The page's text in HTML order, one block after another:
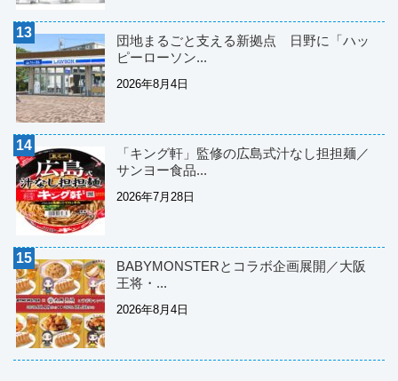
団地まるごと支える新拠点 日野に「ハッ
ピーローソン...
2026年8月4日
「キング軒」監修の広島式汁なし担担麺／
サンヨー食品...
2026年7月28日
BABYMONSTERとコラボ企画展開／大阪
王将・...
2026年8月4日